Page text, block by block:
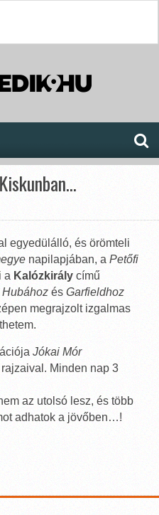
egyedülálló, és örömteli
napilapjában, a Petőfi
a Kalózkirály című
és Garfieldhoz
megrajzolt izgalmas
Jókai Mór
rajzaival. Minden nap 3
az utolsó lesz, és több
adhatok a jövőben…!